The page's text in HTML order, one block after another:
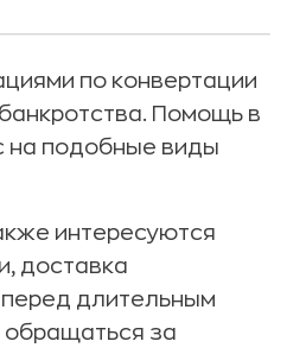
по конвертации
Помощь в
на подобные виды
интересуются
доставка
длительным
за